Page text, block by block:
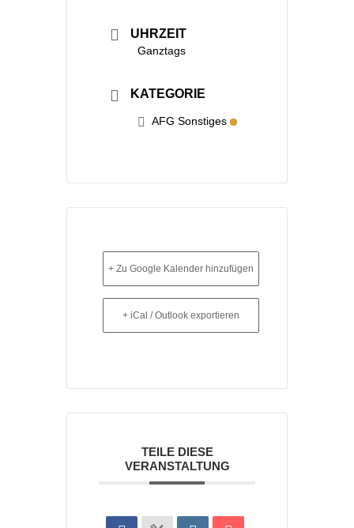
UHRZEIT
Ganztags
KATEGORIE
AFG Sonstiges
+ Zu Google Kalender hinzufügen
+ iCal / Outlook exportieren
TEILE DIESE
VERANSTALTUNG